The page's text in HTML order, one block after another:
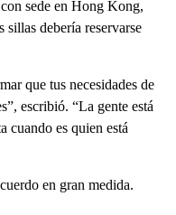
sede en Hong Kong,
debería reservarse
que tus necesidades de
escribió. “La gente está
cuando es quien está
en gran medida.